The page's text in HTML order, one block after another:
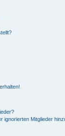
Mitglieder